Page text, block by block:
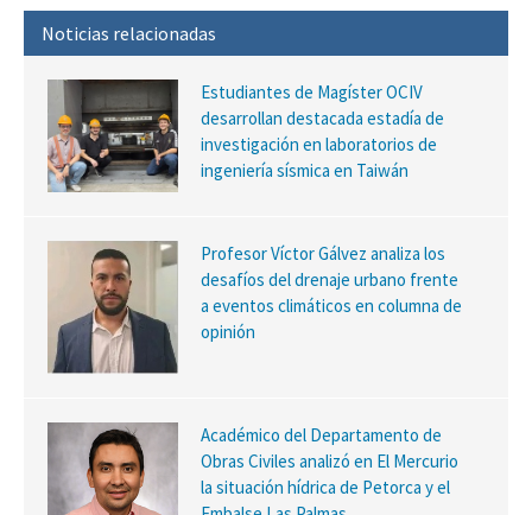
Noticias relacionadas
Estudiantes de Magíster OCIV
desarrollan destacada estadía de
investigación en laboratorios de
ingeniería sísmica en Taiwán
Profesor Víctor Gálvez analiza los
desafíos del drenaje urbano frente
a eventos climáticos en columna de
opinión
Académico del Departamento de
Obras Civiles analizó en El Mercurio
la situación hídrica de Petorca y el